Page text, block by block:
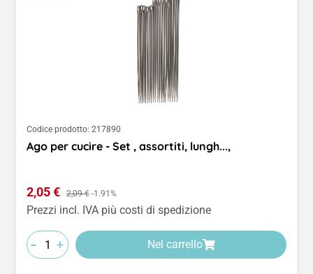
Codice prodotto: 217890
Ago per cucire - Set , assortiti, lungh...,
Prezzo di vendita:
2,05 € Prezzo normale:
2,09 € -1.91%
Prezzi incl. IVA più costi di spedizione
- + Nel carrello